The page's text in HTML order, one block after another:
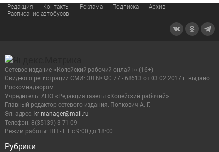
Редакция Контакты Реклама Подписка
Архив
Расписание автобусов
Рубрики
Сетевое издание «Копейский рабочий онлайн» (16+)
Cвид-во о регистрации СМИ: ЭЛ № ФС 77 - 68613 от 03.02.2017 г. выдано
Роскомнадзором
Учредитель: АНО «Редакция газеты «Копейский рабочий»
Главный редактор сетевого издания: Попкович А. Г.
Эл. адрес: kr-manager@mail.ru
Телефон: 8(35139) 3-71-09
Режим работы: ПН - ПТ с 9:00 до 18:00